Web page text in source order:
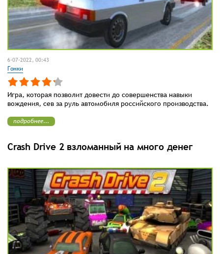
6-07-2022, 00:43
Гонки
Игра, которая позволит довести до совершенства навыки
вождения, сев за руль автомобиля российского производства.
подробнее...
Crash Drive 2 взломанный на много денег